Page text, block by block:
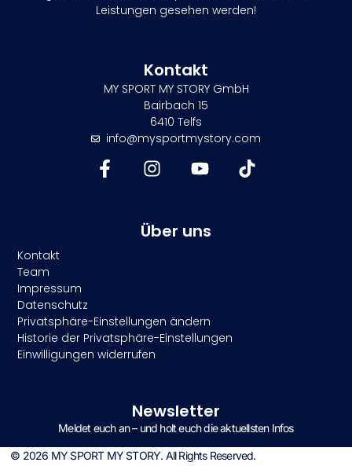
Leistungen gesehen werden!
Kontakt
MY SPORT MY STORY GmbH
Bairbach 15
6410 Telfs
info@mysportmystory.com
Über uns
Kontakt
Team
Impressum
Datenschutz
Privatsphäre-Einstellungen ändern
Historie der Privatsphäre-Einstellungen
Einwilligungen widerrufen
Newsletter
Meldet euch an – und holt euch die aktuellsten Infos
© 2026 MY SPORT MY STORY. All Rights Reserved.